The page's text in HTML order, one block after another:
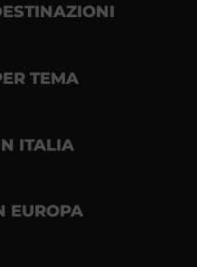
TEMA
ITALIA
EUROPA